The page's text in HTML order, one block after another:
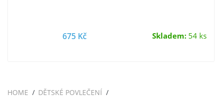
675 Kč Skladem: 54 ks
HOME
DĚTSKÉ POVLEČENÍ